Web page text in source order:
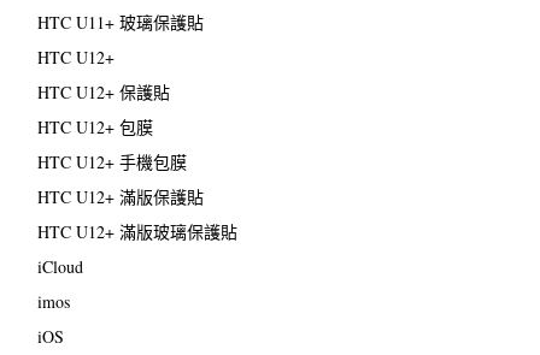
HTC U11+ 玻璃保護貼
HTC U12+
HTC U12+ 保護貼
HTC U12+ 包膜
HTC U12+ 手機包膜
HTC U12+ 滿版保護貼
HTC U12+ 滿版玻璃保護貼
iCloud
imos
iOS